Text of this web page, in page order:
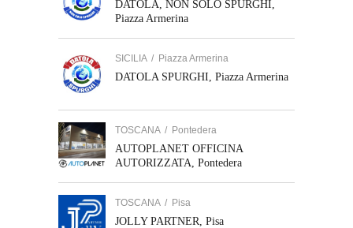
DATOLA, NON SOLO SPURGHI,
Piazza Armerina
SICILIA / Piazza Armerina
DATOLA SPURGHI, Piazza Armerina
TOSCANA / Pontedera
AUTOPLANET OFFICINA
AUTORIZZATA, Pontedera
TOSCANA / Pisa
JOLLY PARTNER, Pisa